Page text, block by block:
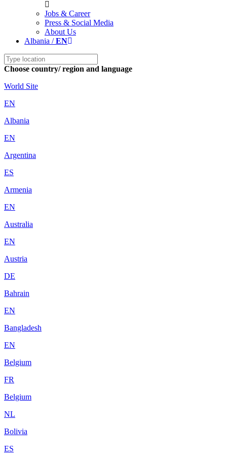
Jobs & Career
Press & Social Media
About Us
Albania /EN
Choose country/ region and language
World Site
EN
Albania
EN
Argentina
ES
Armenia
EN
Australia
EN
Austria
DE
Bahrain
EN
Bangladesh
EN
Belgium
FR
Belgium
NL
Bolivia
ES